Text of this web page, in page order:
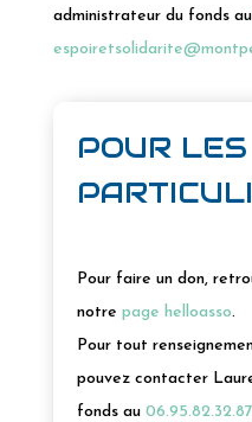
administrateur du fonds au
POUR LES
Pour faire un don,
notre page helloasso.
Pour tout
pouvez contacter
fonds au 06.95.82.32.87